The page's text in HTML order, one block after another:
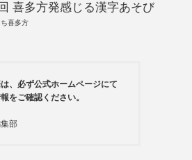
喜多方発感じる漢字あそび
喜多方
、必ず公式ホームページにて
をご確認ください。
集部